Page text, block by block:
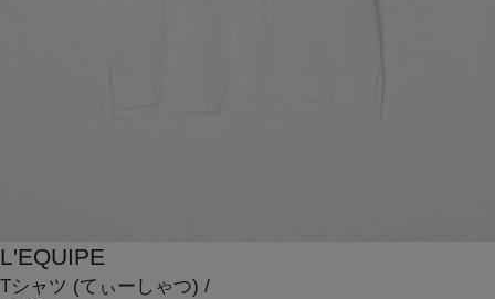
L'EQUIPE
Tシャツ (てぃーしゃつ) /